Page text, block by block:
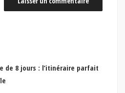
de 8 jours : l’itinéraire parfait